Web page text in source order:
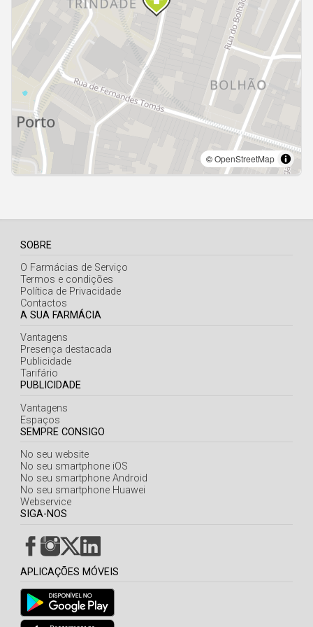
Açores
SOBRE
O Farmácias de Serviço
Termos e condições
Política de Privacidade
Contactos
A SUA FARMÁCIA
Vantagens
Presença destacada
Publicidade
Tarifário
PUBLICIDADE
Vantagens
Espaços
SEMPRE CONSIGO
No seu website
No seu smartphone iOS
No seu smartphone Android
No seu smartphone Huawei
Webservice
SIGA-NOS
APLICAÇÕES MÓVEIS